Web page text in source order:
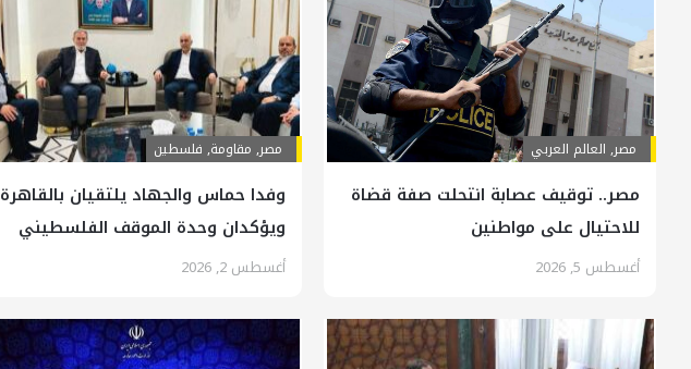
مصر, العالم العربي
مصر.. توقيف عصابة انتحلت صفة قضاة
للاحتيال على مواطنين
أغسطس 5, 2026
مصر, مقاومة, فلسطين
وفدا حماس والجهاد يلتقيان بالقاهرة
ويؤكدان وحدة الموقف الفلسطيني
أغسطس 2, 2026